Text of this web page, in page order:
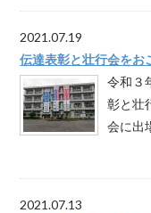
2021.07.19
伝達表彰と壮行会をお
令和３
彰と壮
会に出
2021.07.13